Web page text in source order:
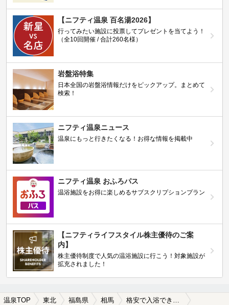
【ニフティ温泉 百名湯2026】
行ってみたい施設に投票してプレゼントを当てよう！
（全10回開催 / 合計260名様）
岩盤浴特集
日本全国の岩盤浴情報だけをピックアップ。まとめて
検索！
ニフティ温泉ニュース
温泉にもっと行きたくなる！お得な情報を掲載中
ニフティ温泉 おふろパス
温浴施設をお得に楽しめるサブスクリプションプラン
【ニフティライフスタイル株主優待のご案
内】
株主優待制度で人気の温浴施設に行こう！対象施設が
拡充されました！
温泉TOP 東北 福島県 相馬 格安で入浴できる相馬の温泉、日帰り温泉、スーパー銭湯おすすめ